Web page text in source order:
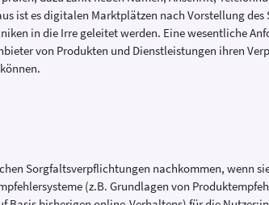
ist es digitalen Marktplätzen nach Vorstellung des
in die Irre geleitet werden. Eine wesentliche
von Produkten und Dienstleistungen ihren
Sorgfaltsverpflichtungen nachkommen, wenn
(z.B. Grundlagen von